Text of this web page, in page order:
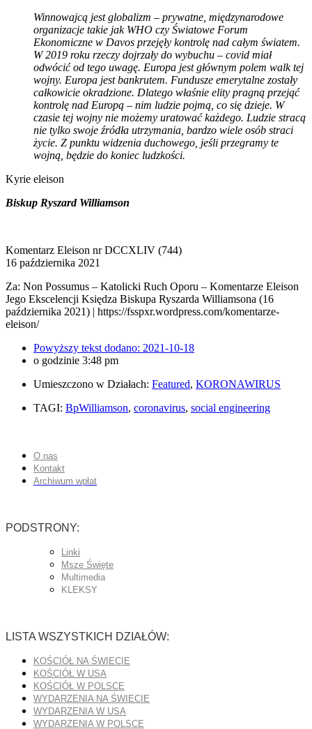
Winnowajcą jest globalizm – prywatne, międzynarodowe
organizacje takie jak WHO czy Światowe Forum
Ekonomiczne w Davos przejęły kontrolę nad całym światem.
W 2019 roku rzeczy dojrzały do wybuchu – covid miał
odwócić od tego uwagę. Europa jest głównym polem walk tej
wojny. Europa jest bankrutem. Fundusze emerytalne zostały
całkowicie okradzione. Dlatego właśnie elity pragną przejąć
kontrolę nad Europą – nim ludzie pojmą, co się dzieje. W
czasie tej wojny nie możemy uratować każdego. Ludzie stracą
nie tylko swoje źródła utrzymania, bardzo wiele osób straci
życie. Z punktu widzenia duchowego, jeśli przegramy te
wojną, będzie do koniec ludzkości.
Kyrie eleison
Biskup Ryszard Williamson
Komentarz Eleison nr DCCXLIV (744)
16 października 2021
Za: Non Possumus – Katolicki Ruch Oporu – Komentarze Eleison
Jego Ekscelencji Księdza Biskupa Ryszarda Williamsona (16
października 2021) | https://fsspxr.wordpress.com/komentarze-
eleison/
Powyższy tekst dodano: 2021-10-18
o godzinie 3:48 pm
Umieszczono w Działach: Featured, KORONAWIRUS
TAGI: BpWilliamson, coronavirus, social engineering
O nas
Kontakt
Archiwum wpłat
PODSTRONY:
Linki
Msze Święte
Multimedia
KLEKSY
LISTA WSZYSTKICH DZIAŁÓW:
KOŚCIÓŁ NA ŚWIECIE
KOŚCIÓŁ W USA
KOŚCIÓŁ W POLSCE
WYDARZENIA NA ŚWIECIE
WYDARZENIA W USA
WYDARZENIA W POLSCE